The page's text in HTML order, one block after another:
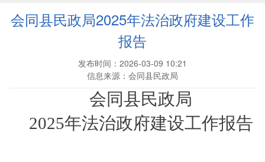
会同县民政局2025年法治政府建设工作
报告
发布时间：2026-03-09 10:21
信息来源：会同县民政局
会同县民政局
2025年法治政府建设工作报告